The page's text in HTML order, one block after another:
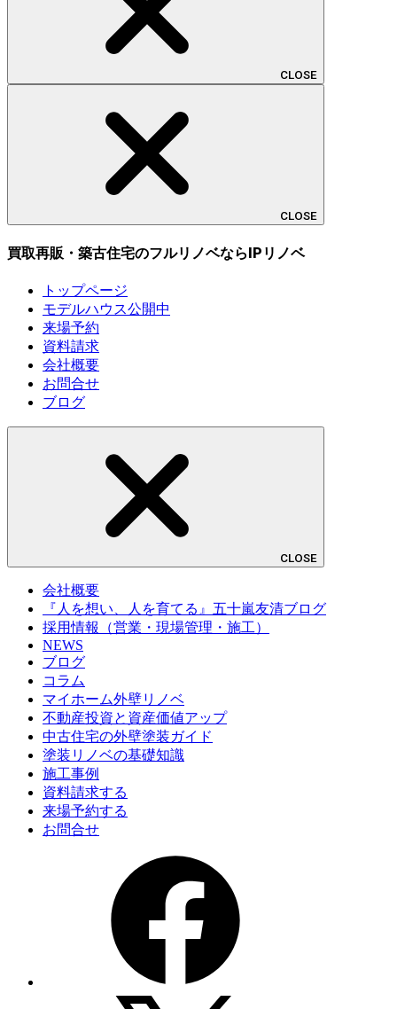
CLOSE
CLOSE
買取再販・築古住宅のフルリノベならIPリノベ
トップページ
モデルハウス公開中
来場予約
資料請求
会社概要
お問合せ
ブログ
CLOSE
会社概要
『人を想い、人を育てる』五十嵐友清ブログ
採用情報（営業・現場管理・施工）
NEWS
ブログ
コラム
マイホーム外壁リノベ
不動産投資と資産価値アップ
中古住宅の外壁塗装ガイド
塗装リノベの基礎知識
施工事例
資料請求する
来場予約する
お問合せ